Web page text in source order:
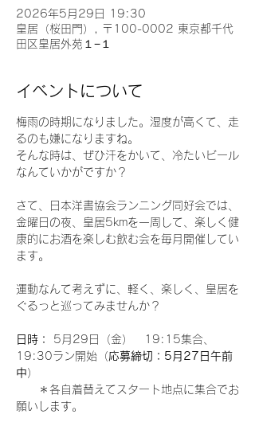
2026年5月29日 19:30
皇居（桜田門）, 〒100-0002 東京都千代
田区皇居外苑１−１
イベントについて
梅雨の時期になりました。湿度が高くて、走
るのも嫌になりますね。
そんな時は、ぜひ汗をかいて、冷たいビール
なんていかがですか？
さて、日本洋書協会ランニング同好会では、
金曜日の夜、皇居5kmを一周して、楽しく健
康的にお酒を楽しむ飲む会を毎月開催してい
ます。
運動なんて考えずに、軽く、楽しく、皇居を
ぐるっと巡ってみませんか？
日時：
5月29日（金）　19:15集合、
19:30ラン開始（応募締切：5月27日午前
中）
＊各自着替えてスタート地点に集合でお
願いします。